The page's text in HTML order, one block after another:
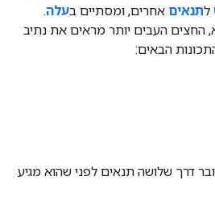
לתנאים אחרים, ומסתיים בעלה.
החצים העבים יותר מראים את נתיב
הבאים:
דרך שלושה תנאים לפני שהוא מגיע